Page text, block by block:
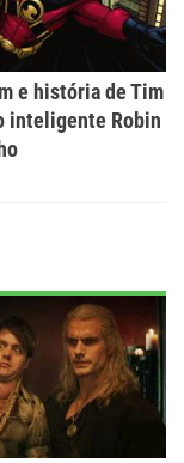
e história de Tim
inteligente Robin